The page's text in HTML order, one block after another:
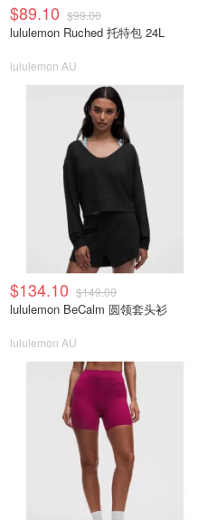
$89.10 $99.00
lululemon Ruched 托特包 24L
lululemon AU
$134.10 $149.00
lululemon BeCalm 圆领套头衫
lululemon AU